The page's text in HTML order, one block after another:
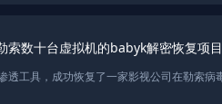
索数十台虚拟机的babyk解密恢复项目